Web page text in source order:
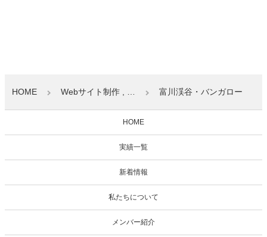
HOME Webサイト制作 , … 富川渓谷・バンガロー
HOME
実績一覧
新着情報
私たちについて
メンバー紹介